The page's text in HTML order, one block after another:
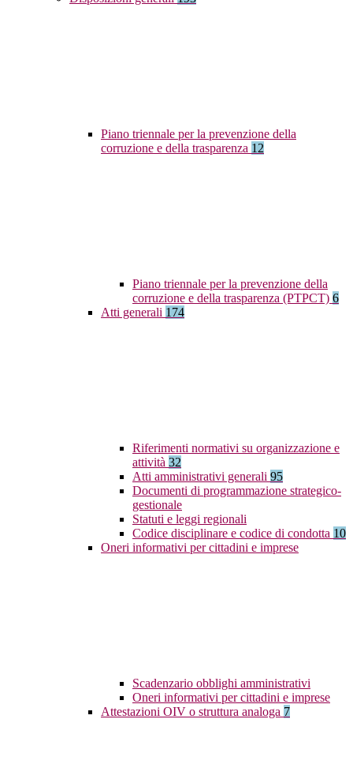
Piano triennale per la prevenzione della
corruzione e della trasparenza 12
Piano triennale per la prevenzione della
corruzione e della trasparenza (PTPCT) 6
Atti generali 174
Riferimenti normativi su organizzazione e
attività 32
Atti amministrativi generali 95
Documenti di programmazione strategico-
gestionale
Statuti e leggi regionali
Codice disciplinare e codice di condotta 10
Oneri informativi per cittadini e imprese
Scadenzario obblighi amministrativi
Oneri informativi per cittadini e imprese
Attestazioni OIV o struttura analoga 7